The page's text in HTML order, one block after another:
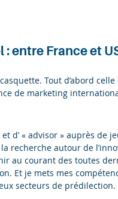
entre France et
Tout d’abord
de marketing
d’ « advisor » auprès de
recherche autour de
au courant des toutes
Et je mets mes
secteurs de prédilection.